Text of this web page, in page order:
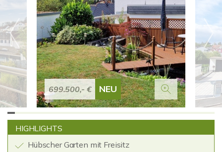
699.500,- € NEU
HIGHLIGHTS
Hübscher Garten mit Freisitz